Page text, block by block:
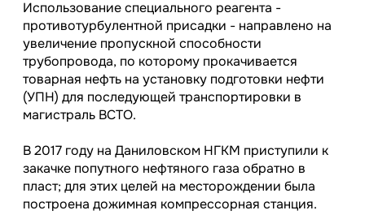
Использование специального реагента -
противотурбулентной присадки - направлено на
увеличение пропускной способности
трубопровода, по которому прокачивается
товарная нефть на установку подготовки нефти
(УПН) для последующей транспортировки в
магистраль ВСТО.
В 2017 году на Даниловском НГКМ приступили к
закачке попутного нефтяного газа обратно в
пласт; для этих целей на месторождении была
построена дожимная компрессорная станция.